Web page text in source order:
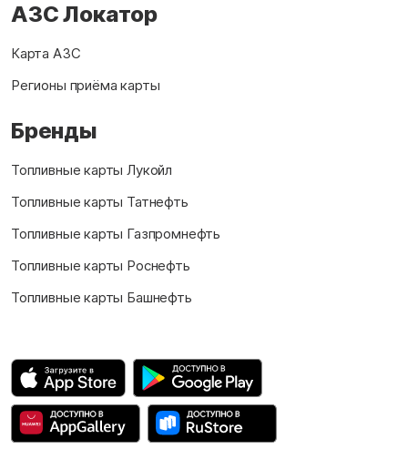
АЗС Локатор
Карта АЗС
Регионы приёма карты
Бренды
Топливные карты Лукойл
Топливные карты Татнефть
Топливные карты Газпромнефть
Топливные карты Роснефть
Топливные карты Башнефть